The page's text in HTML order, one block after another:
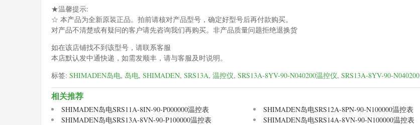
★温馨提示:
☆ 本产品为全新原装正品。拍前请核对产品型号，确定好型号后再付款购买。
对产品不清楚或有疑问的客户请先咨询我们再购买。非产品质量问题拒绝退换货
如在该店铺找不到该型号，请联系客服
本店默认发中通快递，如需发顺丰，请与客服及时说明。
标签: SHIMADEN岛电, 岛电, SHIMADEN, SRS13A, 温控仪, SRS13A-8YV-90-N040200温控仪, SRS13A-8YV-90-N040200
相关推荐
SHIMADEN岛电SRS11A-8IN-90-P000000温控表
SHIMADEN岛电SRS12A-8PN-90-N100000温控表
SHIMADEN岛电SRS13A-8VN-90-P100000温控表
SHIMADEN岛电SRS14A-8VN-90-N100000温控表